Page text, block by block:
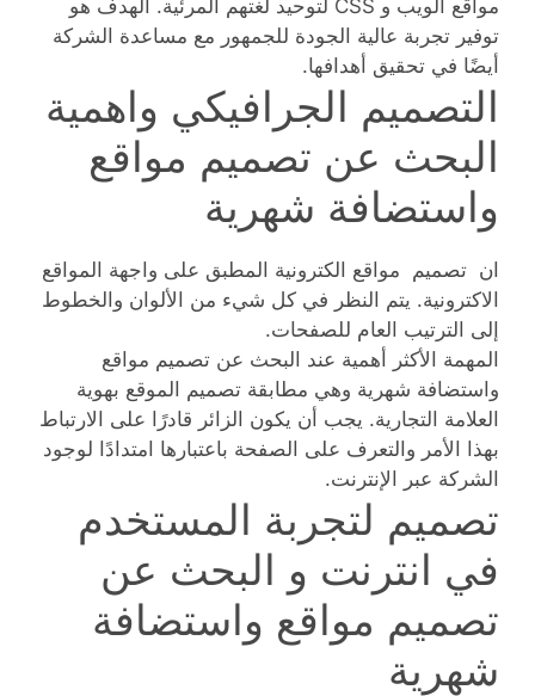
مواقع الويب و CSS لتوحيد لغتهم المرئية. الهدف هو
توفير تجربة عالية الجودة للجمهور مع مساعدة الشركة
أيضًا في تحقيق أهدافها.
التصميم الجرافيكي واهمية
البحث عن تصميم مواقع
واستضافة شهرية
ان تصميم مواقع الكترونية المطبق على واجهة المواقع
الاكترونية. يتم النظر في كل شيء من الألوان والخطوط
إلى الترتيب العام للصفحات.
المهمة الأكثر أهمية عند البحث عن تصميم مواقع
واستضافة شهرية وهي مطابقة تصميم الموقع بهوية
العلامة التجارية. يجب أن يكون الزائر قادرًا على الارتباط
بهذا الأمر والتعرف على الصفحة باعتبارها امتدادًا لوجود
الشركة عبر الإنترنت.
تصميم لتجربة المستخدم
في انترنت و البحث عن
تصميم مواقع واستضافة
شهرية